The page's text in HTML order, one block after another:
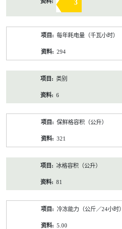
3
每年耗电量（千瓦小时）
294
类别
6
保鲜格容积（公升）
321
冰格容积（公升）
81
冷冻能力（公斤／24小时）
5.00